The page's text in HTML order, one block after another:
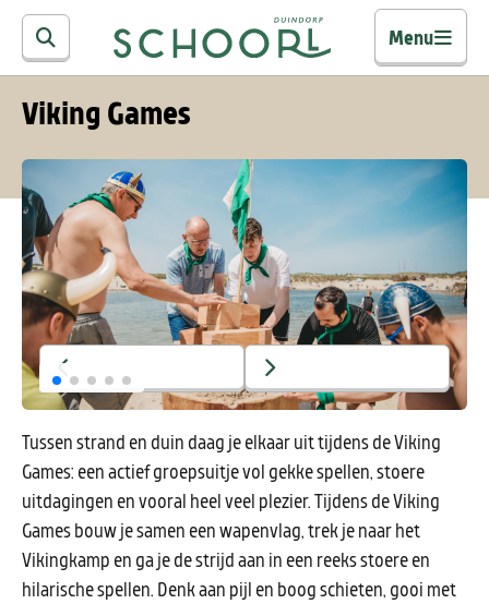
Menu
Viking Games
Tussen strand en duin daag je elkaar uit tijdens de Viking
Games: een actief groepsuitje vol gekke spellen, stoere
uitdagingen en vooral heel veel plezier. Tijdens de Viking
Games bouw je samen een wapenvlag, trek je naar het
Vikingkamp en ga je de strijd aan in een reeks stoere en
hilarische spellen. Denk aan pijl en boog schieten, gooi met